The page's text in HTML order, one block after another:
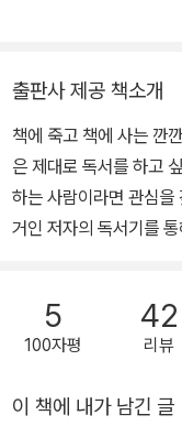
출판사 제공 책소개
책에 죽고 책에 사는 깐
은 제대로 독서를 하고
하는 사람이라면 관심을
거인 저자의 독서기를
상 최고의 독서기! 5년간 1,000권의 독서! 책 읽기의 모든 것 대공개
<깐깐한 독서본능>에
로 해석한 '책에 관한 모
5
100자평
42
리뷰
이 책에 내가 남긴 글